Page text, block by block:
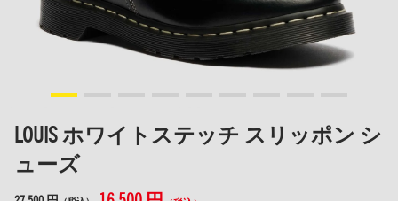
LOUIS ホワイトステッチ スリッポン シ
ューズ